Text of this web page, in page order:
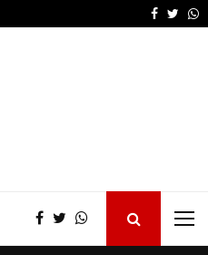
Senado: por presión